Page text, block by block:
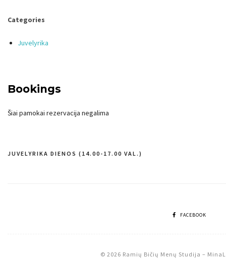
Categories
Juvelyrika
Bookings
Šiai pamokai rezervacija negalima
Navigacija
JUVELYRIKA DIENOS (14.00-17.00 VAL.)
FACEBOOK
© 2026 Ramių Bičių Menų Studija –